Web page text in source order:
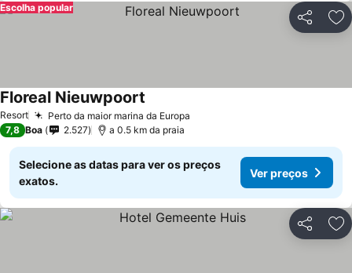
Partilhar
Escolha popular
Resort Perto da maior marina da Europa
Floreal Nieuwpoort
7,8 Boa 2.527 a 0.5 km da praia
Selecione as datas para ver os preços
exatos.
Ver preços
Partilhar